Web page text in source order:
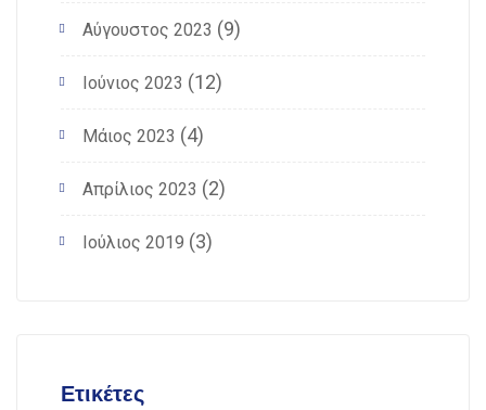
Αύγουστος 2023 (9)
Ιούνιος 2023 (12)
Μάιος 2023 (4)
Απρίλιος 2023 (2)
Ιούλιος 2019 (3)
Ετικέτες